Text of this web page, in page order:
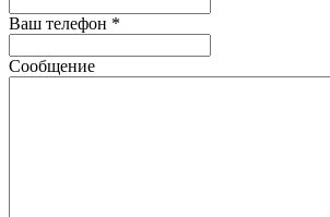
Ваш телефон *
Сообщение